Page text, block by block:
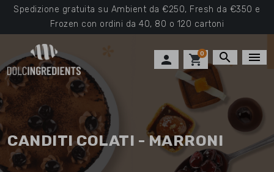
Spedizione gratuita su Ambient da €250, Fresh da €350 e
Frozen con ordini da 40, 80 o 120 cartoni
 shopping_cart0 search menu
CANDITI COLATI - MARRONI